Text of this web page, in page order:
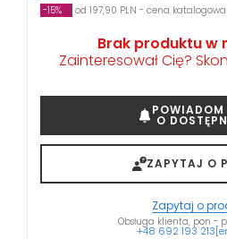
-15%
od 197,90 PLN - cena katalogowa
Brak produktu w
Zainteresował Cię?
POWIADOM
O
ZAPYTAJ O
Zapytaj o
Obsługa klienta, pon -
+48 692 193 213